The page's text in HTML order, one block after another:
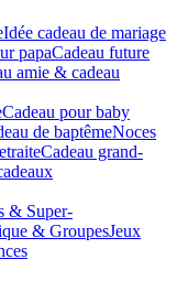
Idée cadeau de mariage​
papaCadeau future
amie & cadeau
Cadeau pour baby
de baptêmeNoces
Cadeau grand-
& Super-
& GroupesJeux